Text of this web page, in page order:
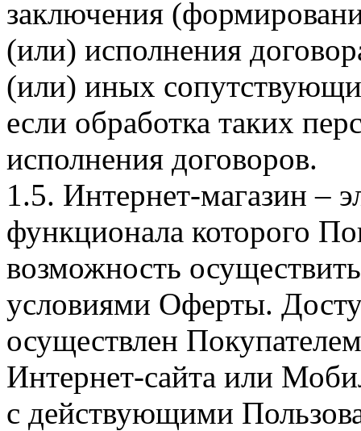
заключения
(или) исполнения
(или) иных
если обработка таких
исполнения договоров.
1.5. Интернет-магазин –
функционала которого
возможность
условиями Оферты.
осуществлен
Интернет-сайта или
с действующими